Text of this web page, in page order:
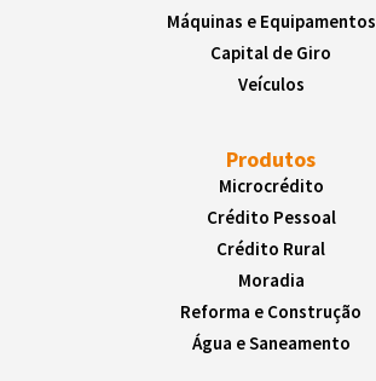
Máquinas e Equipamentos
Capital de Giro
Veículos
Produtos
Microcrédito
Crédito Pessoal
Crédito Rural
Moradia
Reforma e Construção
Água e Saneamento